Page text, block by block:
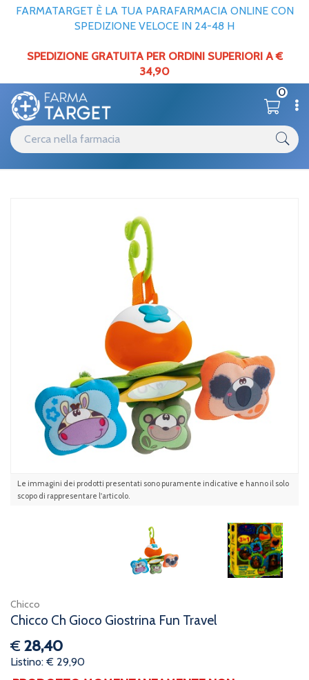
FARMATARGET È LA TUA PARAFARMACIA ONLINE CON
SPEDIZIONE VELOCE IN 24-48 H
SPEDIZIONE GRATUITA PER ORDINI SUPERIORI A €
34,90
0
Le immagini dei prodotti presentati sono puramente indicative e hanno il solo
scopo di rappresentare l'articolo.
Chicco
Chicco Ch Gioco Giostrina Fun Travel
€ 28,40
Listino: € 29,90